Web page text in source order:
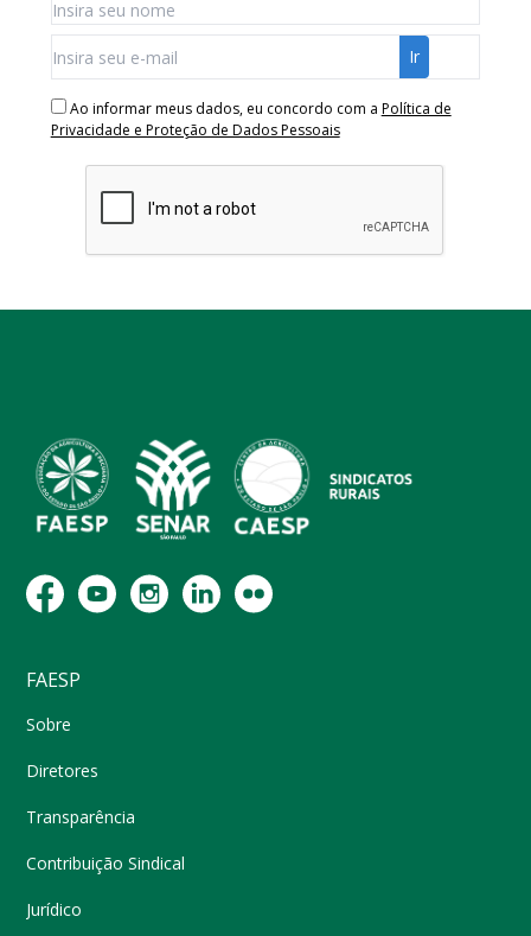
Ao informar meus dados, eu concordo com a Política de
Privacidade e Proteção de Dados Pessoais
FAESP
Sobre
Diretores
Transparência
Contribuição Sindical
Jurídico